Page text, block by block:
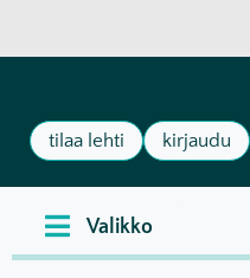
tilaa lehti kirjaudu